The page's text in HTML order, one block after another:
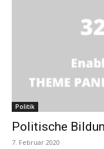
Politik
Politische
7. Februar 2020